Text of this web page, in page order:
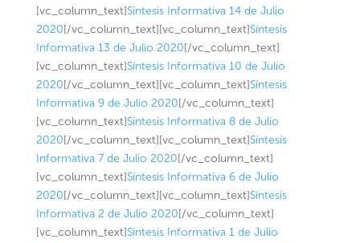
[vc_column_text]Síntesis Informativa 14 de Julio
2020[/vc_column_text][vc_column_text]Síntesis
Informativa 13 de Julio 2020[/vc_column_text]
[vc_column_text]Síntesis Informativa 10 de Julio
2020[/vc_column_text][vc_column_text]Síntesis
Informativa 9 de Julio 2020[/vc_column_text]
[vc_column_text]Síntesis Informativa 8 de Julio
2020[/vc_column_text][vc_column_text]Síntesis
Informativa 7 de Julio 2020[/vc_column_text]
[vc_column_text]Síntesis Informativa 6 de Julio
2020[/vc_column_text][vc_column_text]Síntesis
Informativa 2 de Julio 2020[/vc_column_text]
[vc_column_text]Síntesis Informativa 1 de Julio